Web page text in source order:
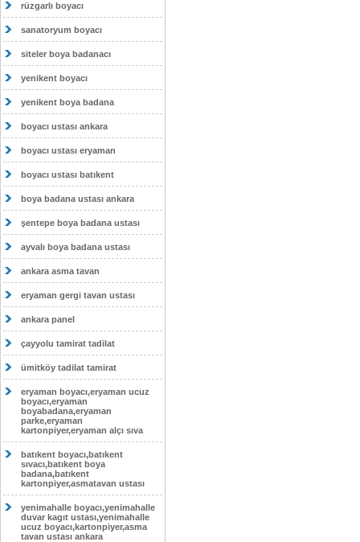
rüzgarlı boyacı
sanatoryum boyacı
siteler boya badanacı
yenikent boyacı
yenikent boya badana
boyacı ustası ankara
boyacı ustası eryaman
boyacı ustası batıkent
boya badana ustası ankara
şentepe boya badana ustası
ayvalı boya badana ustası
ankara asma tavan
eryaman gergi tavan ustası
ankara panel
çayyolu tamirat tadilat
ümitköy tadilat tamirat
eryaman boyacı,eryaman ucuz
boyacı,eryaman
boyabadana,eryaman
parke,eryaman
kartonpiyer,eryaman alçı sıva
batıkent boyacı,batıkent
sıvacı,batıkent boya
badana,batıkent
kartonpiyer,asmatavan ustası
yenimahalle boyacı,yenimahalle
duvar kagıt ustası,yenimahalle
ucuz boyacı,kartonpiyer,asma
tavan ustası ankara